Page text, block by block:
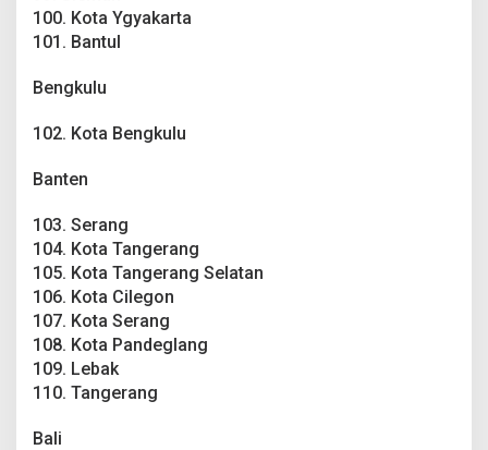
100. Kota Ygyakarta
101. Bantul
Bengkulu
102. Kota Bengkulu
Banten
103. Serang
104. Kota Tangerang
105. Kota Tangerang Selatan
106. Kota Cilegon
107. Kota Serang
108. Kota Pandeglang
109. Lebak
110. Tangerang
Bali